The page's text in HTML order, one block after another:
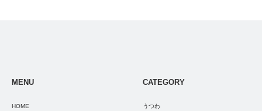
MENU
HOME
CATEGORY
うつわ